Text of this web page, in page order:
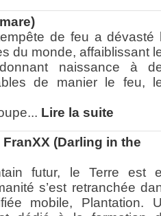
de feu a dévasté
du monde, affaiblissant
naissance à
de manier le feu,
Lire la suite
(Darling in the
futur, le Terre est
s’est retranchée
mobile, Plantation.